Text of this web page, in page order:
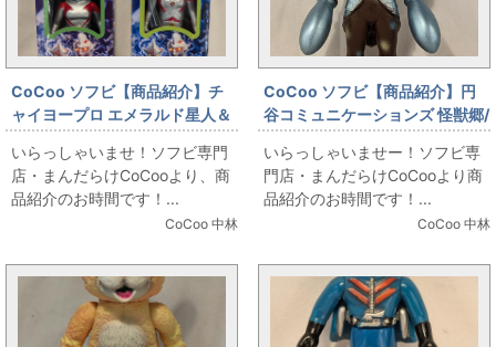
CoCoo ソフビ【商品紹介】チ
ャイヨープロ エメラルド星人＆
エメラルド星人カイン
いらっしゃいませ！ソフビ専門
店・まんだらけCoCooより、商
品紹介のお時間です！...
CoCoo 中林
CoCoo ソフビ【商品紹介】円
谷コミュニケーションズ 怪獣郷/
ウルトラマン バルタン/茶成型/
金&メタ水色彩色 1期
いらっしゃいませー！ソフビ専
門店・まんだらけCoCooより商
品紹介のお時間です！...
CoCoo 中林